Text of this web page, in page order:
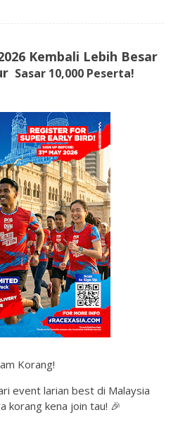
Kembali Lebih Besar
Sasar 10,000 Peserta!
Korang!
event larian best di Malaysia
korang kena join tau! 🎉